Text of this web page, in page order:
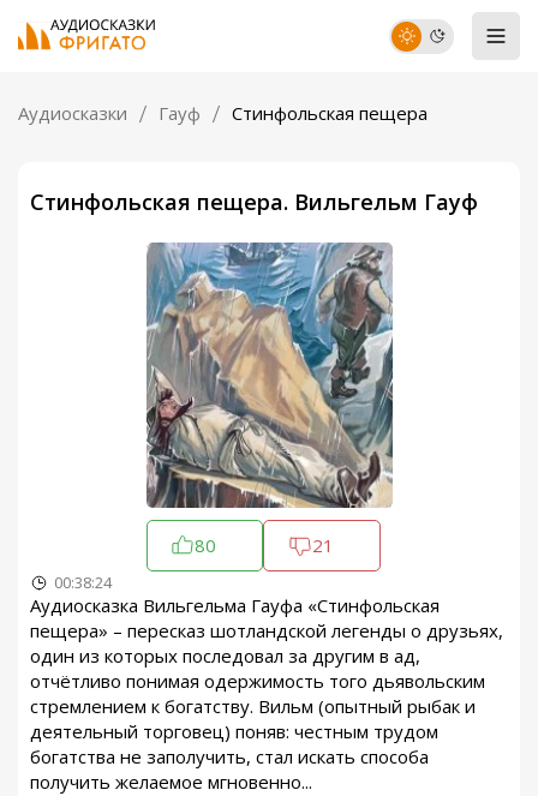
Аудиосказки Гауф Стинфольская пещера
Стинфольская пещера. Вильгельм Гауф
80 21
00:38:24
Аудиосказка Вильгельма Гауфа «Стинфольская
пещера» – пересказ шотландской легенды о друзьях,
один из которых последовал за другим в ад,
отчётливо понимая одержимость того дьявольским
стремлением к богатству. Вильм (опытный рыбак и
деятельный торговец) поняв: честным трудом
богатства не заполучить, стал искать способа
получить желаемое мгновенно...